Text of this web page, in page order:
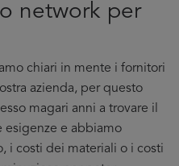
network per
chiari in mente i fornitori
azienda, per questo
magari anni a trovare il
esigenze e abbiamo
i costi dei materiali o i costi